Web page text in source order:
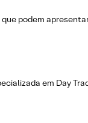
que podem
em Day